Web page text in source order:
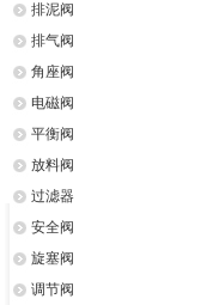
排泥阀
排气阀
角座阀
电磁阀
平衡阀
放料阀
过滤器
安全阀
旋塞阀
调节阀